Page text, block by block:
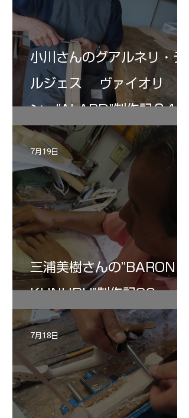
小川さんのグアルネリ・デ
ルジェス ヴァイオリ
ン ”ALARD"制作記３4
三浦美樹さんの”BARON・
KUNUPU"制作記30
7月19日
7月18日